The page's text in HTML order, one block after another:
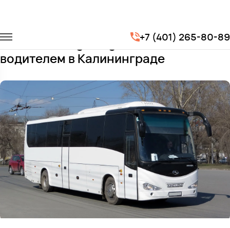
+7 (401) 265-80-89
King Long XMQ6127
Заказать King Long XMQ6127 с
водителем в Калининграде